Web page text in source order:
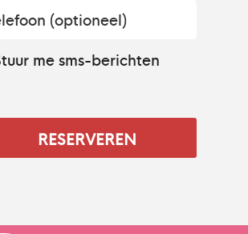
me sms-berichten